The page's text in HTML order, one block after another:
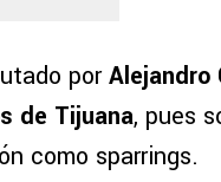
porAlejandro
de Tijuana, pues
como sparrings.